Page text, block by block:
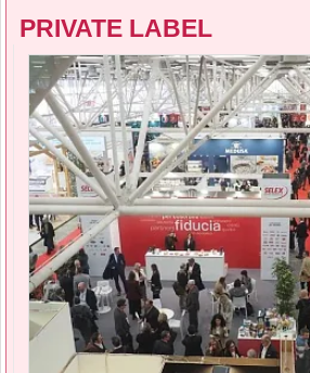
PRIVATE LABEL